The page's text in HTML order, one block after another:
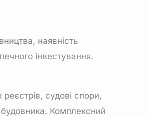
наявність
інвестування.
судові спори,
Комплексний